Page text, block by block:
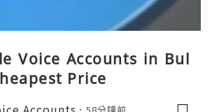
Voice Accounts in Bul
Price